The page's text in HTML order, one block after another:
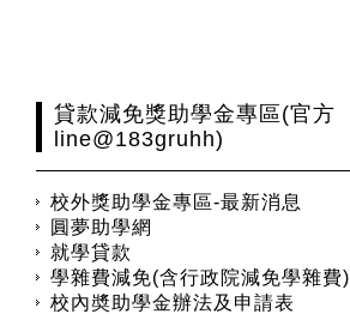
貸款減免獎助學金專區(官方
line@183gruhh)
校外獎助學金專區-最新消息
圓夢助學網
就學貸款
學雜費減免(含行政院減免學雜費)
校內奬助學金辦法及申請表